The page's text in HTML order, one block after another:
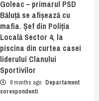
Goleac – primarul PSD
Băluță se afișează cu
mafia. Șef din Poliția
Locală Sector 4, la
piscina din curtea casei
liderului Clanului
Sportivilor
9 months ago Departament
corespondenti